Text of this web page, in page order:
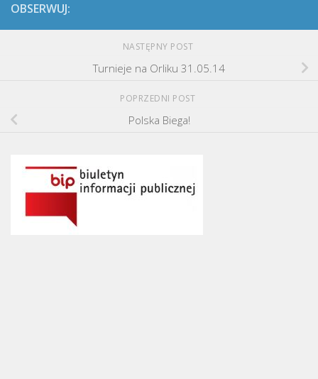
OBSERWUJ:
NASTĘPNY POST
Turnieje na Orliku 31.05.14
POPRZEDNI POST
Polska Biega!